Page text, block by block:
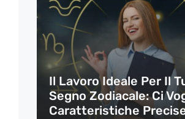
Il Lavoro Ideale Per Il
Segno Zodiacale: Ci
Caratteristiche